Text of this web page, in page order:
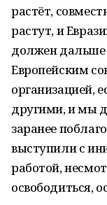
растёт,
растут, и
должен дальше
Европейским
организацией,
другими, и мы
заранее
выступили с
работой,
освободиться,